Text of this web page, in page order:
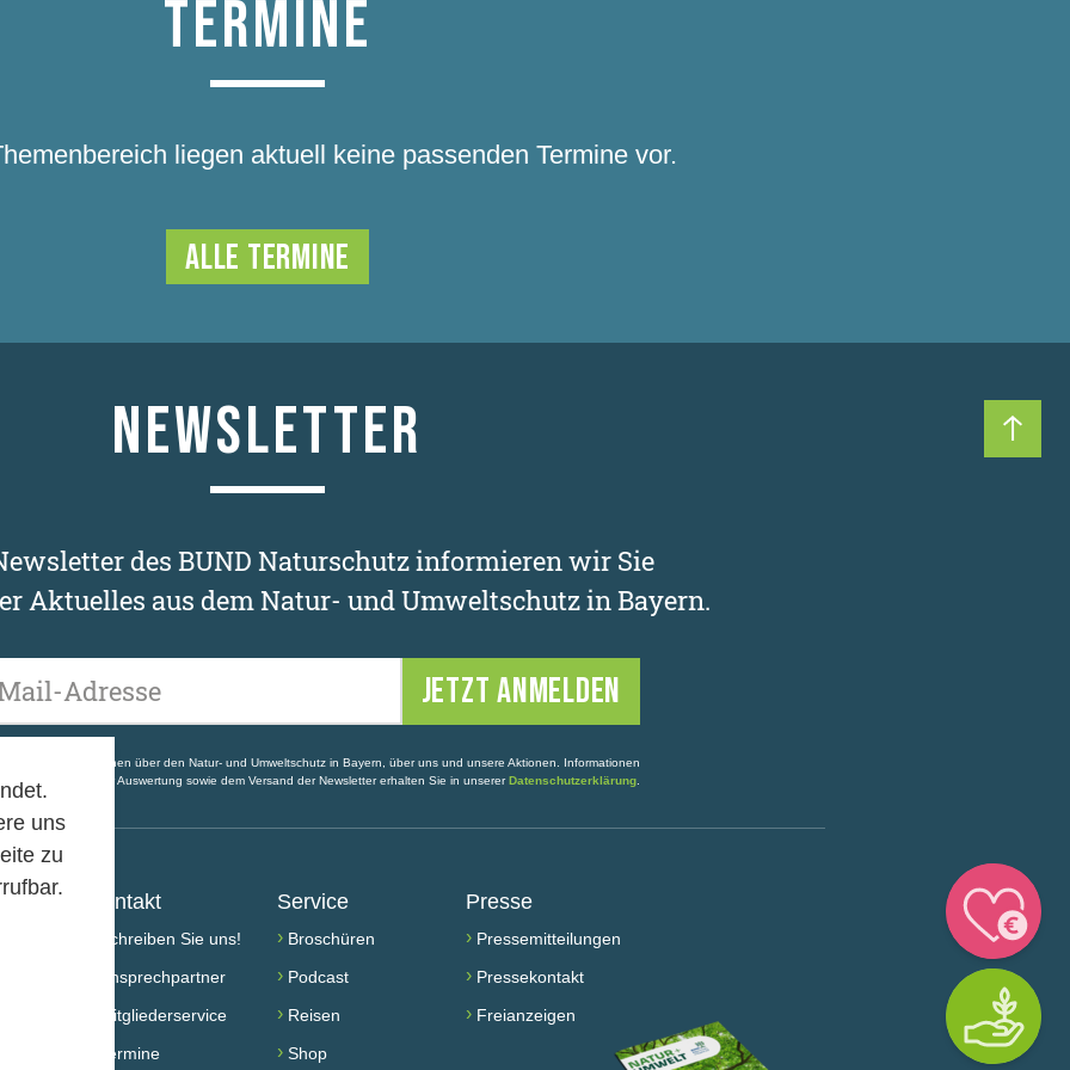
uns
zu
TERMINE
liegen aktuell keine passenden Termine vor.
ALLE TERMINE
NEWSLETTER
des BUND Naturschutz informieren wir Sie
Aktuelles aus dem Natur- und Umweltschutz in Bayern.
Ihre E-Mail-Adresse
enthalten Informationen über den Natur- und Umweltschutz in Bayern, über uns und unsere Aktionen. Informationen
statistischer Auswertung sowie dem Versand der Newsletter erhalten Sie in unsererDatenschutzerklärung
Kontakt
Schreiben Sie uns!
Ansprechpartner
Mitgliederservice
Termine
Service
› Broschüren
› Podcast
› Reisen
› Shop
Presse
› Pressemitteilungen
› Pressekontakt
› Freianzeigen